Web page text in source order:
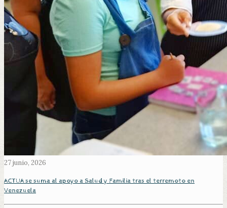
27 junio, 2026
ACTUA se suma al apoyo a Salud y Familia tras el terremoto en
Venezuela